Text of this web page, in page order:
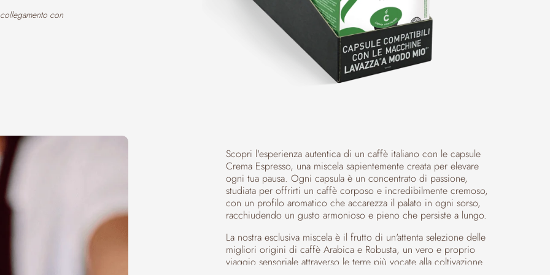
con
Scopri l'esperienza autentica di un caffè italiano con le capsule
Crema Espresso, una miscela sapientemente creata per elevare
ogni tua pausa. Ogni capsula è un concentrato di passione,
studiata per offrirti un caffè corposo e incredibilmente cremoso,
con un profilo aromatico che accarezza il palato in ogni sorso,
racchiudendo un gusto armonioso e pieno che persiste a lungo.
La nostra esclusiva miscela è il frutto di un'attenta selezione delle
migliori origini di caffè Arabica e Robusta, un vero e proprio
viaggio sensoriale attraverso le terre più vocate alla coltivazione